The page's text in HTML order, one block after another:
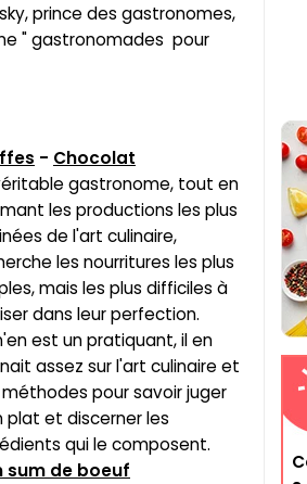
prince des gastronomes,
" gastronomades pour
- Chocolat
gastronome, tout en
les productions les plus
de l'art culinaire,
les nourritures les plus
mais les plus difficiles à
dans leur perfection.
est un pratiquant, il en
assez sur l'art culinaire et
pour savoir juger
plat et discerner les
qui le composent.
sum de boeuf